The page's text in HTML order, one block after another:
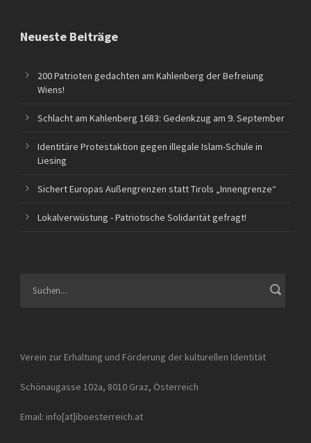
Neueste Beiträge
200 Patrioten gedachten am Kahlenberg der Befreiung
Wiens!
Schlacht am Kahlenberg 1683: Gedenkzug am 9. September
Identitäre Protestaktion gegen illegale Islam-Schule in
Liesing
Sichert Europas Außengrenzen statt Tirols „Innengrenze“
Lokalverwüstung - Patriotische Solidarität gefragt!
Verein zur Erhaltung und Förderung der kulturellen Identität
Schönaugasse 102a, 8010 Graz, Österreich
Email: info[at]iboesterreich.at